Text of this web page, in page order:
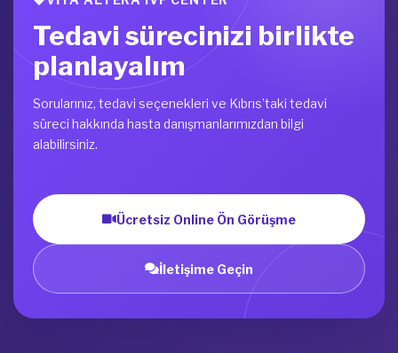
Tedavi sürecinizi birlikte
planlayalım
Sorularınız, tedavi seçenekleri ve Kıbrıs’taki tedavi
süreci hakkında hasta danışmanlarımızdan bilgi
alabilirsiniz.
Ücretsiz Online Ön Görüşme
İletişime Geçin